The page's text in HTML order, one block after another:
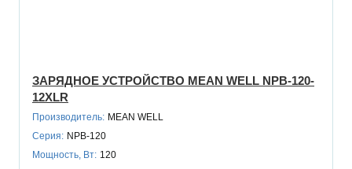
ЗАРЯДНОЕ УСТРОЙСТВО MEAN WELL NPB-120-
12XLR
Производитель: MEAN WELL
Серия: NPB-120
Мощность, Вт: 120